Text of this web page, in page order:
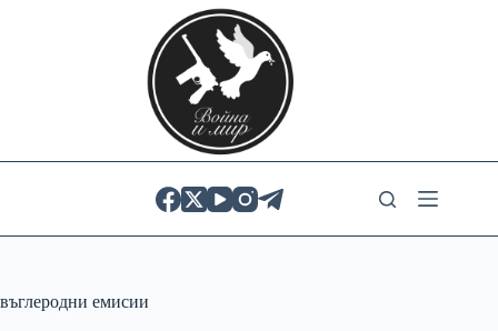
въглеродни емисии